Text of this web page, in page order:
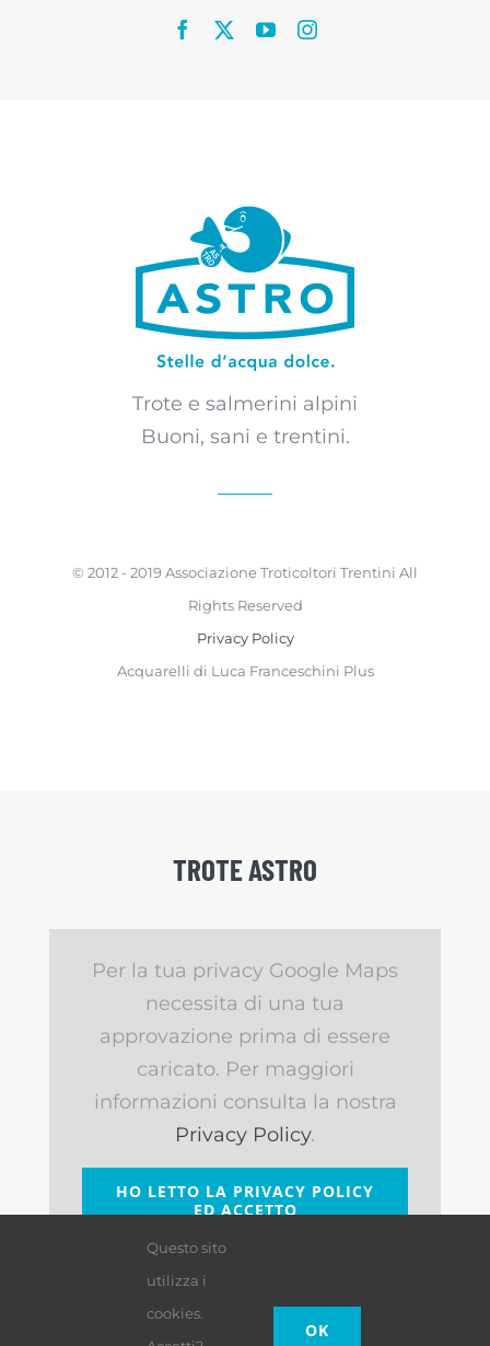
Trote e salmerini alpini
Buoni, sani e trentini.
© 2012 - 2019 Associazione Troticoltori Trentini All
Rights Reserved
Privacy Policy
Acquarelli di Luca Franceschini Plus
TROTE ASTRO
Per la tua privacy Google Maps
necessita di una tua
approvazione prima di essere
caricato. Per maggiori
informazioni consulta la nostra
Privacy Policy.
HO LETTO LA PRIVACY POLICY
ED ACCETTO
Questo sito
utilizza i
cookies.
OK